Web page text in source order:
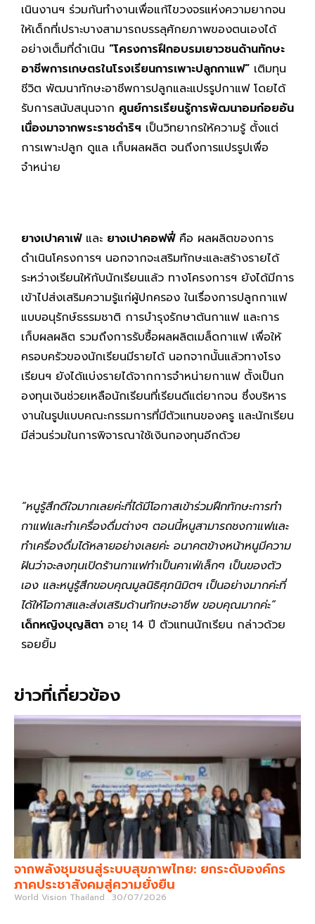
เนินงานฯ ร่วมกันทำงานเพื่อแก้ไขวงจรแห่งความยากจน
ให้เด็กที่เปราะบางสามารถบรรลุศักยภาพของตนเองได้
อย่างเต็มที่ดำเนิน “โครงการฝึกอบรมเยาวชนด้านทักษะ
อาชีพการเกษตรในโรงเรียนการเพาะปลูกกาแฟ” เติมทุน
ชีวิต พัฒนาทักษะอาชีพการปลูกและแปรรูปกาแฟ โดยได้
รับการสนับสนุนจาก ศูนย์การเรียนรู้การพัฒนาอมก๋อยอัน
เนื่องมาจากพระราชดำริฯ เป็นวิทยากรให้ความรู้ ตั้งแต่
การเพาะปลูก ดูแล เก็บผลผลิต จนถึงการแปรรูปเพื่อ
จำหน่าย
ยางเปาคาเฟ่และ ยางเปาคอฟฟี่คือ ผลผลิตของการ
ดำเนินโครงการฯ นอกจากจะเสริมทักษะและสร้างรายได้
ระหว่างเรียนให้กับนักเรียนแล้ว ทางโครงการฯ ยังได้มีการ
เข้าไปส่งเสริมความรู้แก่ผู้ปกครอง ในเรื่องการปลูกกาแฟ
แบบอนุรักษ์ธรรมชาติ การบำรุงรักษาต้นกาแฟ และการ
เก็บผลผลิต รวมถึงการรับซื้อผลผลิตเมล็ดกาแฟ เพื่อให้
ครอบครัวของนักเรียนมีรายได้ นอกจากนั้นแล้วทางโรง
เรียนฯ ยังได้แบ่งรายได้จากการจำหน่ายกาแฟ ตั้งเป็นก
องทุนเงินช่วยเหลือนักเรียนที่เรียนดีแต่ยากจน ซึ่งบริหาร
งานในรูปแบบคณะกรรมการที่มีตัวแทนของครู และนักเรียน
มีส่วนร่วมในการพิจารณาใช้เงินกองทุนอีกด้วย
“หนูรู้สึกดีใจมากเลยค่ะที่ได้มีโอกาสเข้าร่วมฝึกทักษะการทำ
กาแฟและทำเครื่องดื่มต่างๆ ตอนนี้หนูสามารถชงกาแฟและ
ทำเครื่องดื่มได้หลายอย่างเลยค่ะ อนาคตข้างหน้าหนูมีความ
ฝันว่าจะลงทุนเปิดร้านกาแฟทำเป็นคาเฟ่เล็กๆ เป็นของตัว
เอง และหนูรู้สึกขอบคุณมูลนิธิศุภนิมิตฯ เป็นอย่างมากค่ะที่
ได้ให้โอกาสและส่งเสริมด้านทักษะอาชีพ ขอบคุณมากค่ะ”
เด็กหญิงบุญสิตา อายุ 14 ปี ตัวแทนนักเรียน กล่าวด้วย
รอยยิ้ม
ข่าวที่เกี่ยวข้อง
จากพลังชุมชนสู่ระบบสุขภาพไทย: ยกระดับองค์กร
ภาคประชาสังคมสู่ความยั่งยืน
World Vision Thailand 30/07/2026